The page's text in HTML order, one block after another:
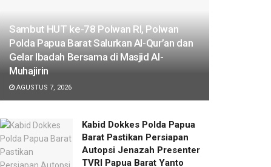
Sambut HUT ke-78 Polwan RI, Polwan
Polda Papua Barat Salurkan Al-Qur’an dan
Gelar Ibadah Bersama di Masjid Al-
Muhajirin
AGUSTUS 7, 2026
Kabid Dokkes Polda Papua
Barat Pastikan Persiapan
Autopsi Jenazah Presenter
TVRI Papua Barat Yanto